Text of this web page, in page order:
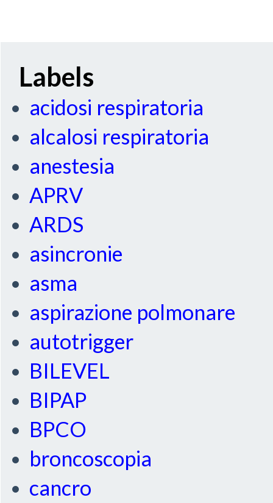
Labels
acidosi respiratoria
alcalosi respiratoria
anestesia
APRV
ARDS
asincronie
asma
aspirazione polmonare
autotrigger
BILEVEL
BIPAP
BPCO
broncoscopia
cancro